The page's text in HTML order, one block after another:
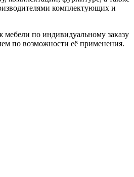
комплектующих и
по индивидуальному заказу
по возможности её применения.